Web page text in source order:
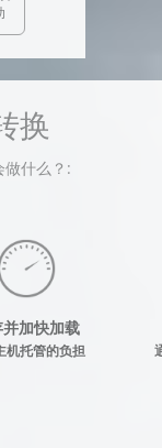
换
什么？:
加快加载
机托管的负担